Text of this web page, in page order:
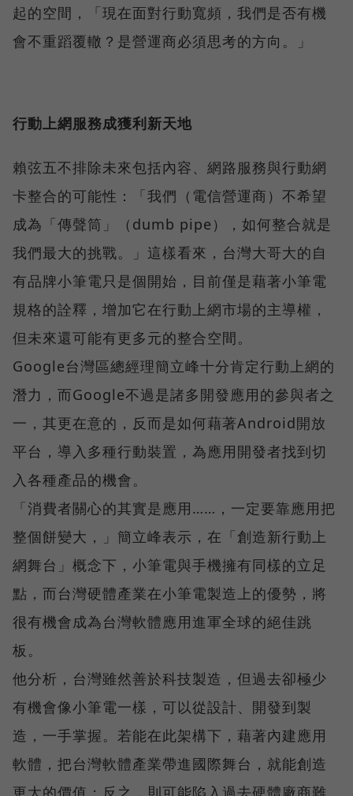
起的空間，「現在面對行動寬頻，我們是否有機
會不重蹈覆轍？是營運商必須思考的方向。」
行動上網服務成獲利新天地
賴弦五不排除未來包括內容、網路服務與行動網
卡整合的可能性：「我們（電信營運商）不希望
成為「傳聲筒」（dumb pipe），如何整合就是
我們最大的挑戰。」這樣看來，台灣大哥大的自
有品牌小筆電只是個開始，目前僅是藉著小筆電
規格的詮釋，增加它在行動上網市場的主導權，
但未來還可能有更多元的整合空間。
Google台灣區總經理簡立峰十分肯定行動上網的
潛力，而Google不過是諸多開發應用的參與者之
一，其更在意的，反而是如何藉著Android開放
平台，導入多種行動裝置，為應用開發者找到切
入各種產品的機會。
「消費者關心的其實是應用……，一定要靠應用把
整個餅變大，」簡立峰表示，在「創造新行動上
網舞台」概念下，小筆電與手機擁有同樣的立足
點，而台灣硬體產業在小筆電製造上的優勢，將
很有機會成為台灣軟體應用進軍全球的絕佳跳
板。
他分析，台灣雖然善於科技製造，但過去卻極少
有機會像小筆電一樣，可以從設計、開發到製
造，一手掌握。若能在此架構下，藉著內建應用
軟體，把台灣軟體產業帶進國際舞台，就能創造
更大的價值；反之，則可能陷入過去硬體廠商難